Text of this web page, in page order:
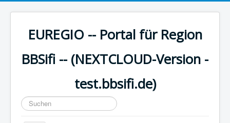
EUREGIO -- Portal für Region
BBSifi -- (NEXTCLOUD-Version -
test.bbsifi.de)
Suchen
...